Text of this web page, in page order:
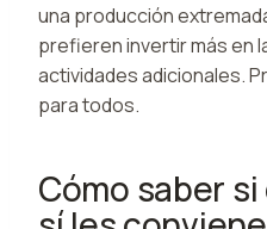
una producción
prefieren invertir más en
actividades adicionales.
para todos.
Cómo saber